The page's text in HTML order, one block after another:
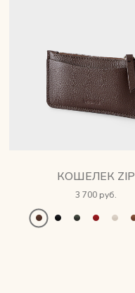
КОШЕЛЕК ZIP
3 700 руб.